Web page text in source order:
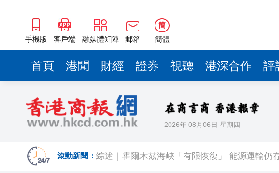
手機版 客戶端 融媒體矩陣 郵箱
簡
簡體
首頁 港聞 財經 證券 視聽 港深合作 評
2026年 08月06日 星期四
滾動新聞： 綜述｜霍爾木茲海峽「有限恢復」 能源運輸仍